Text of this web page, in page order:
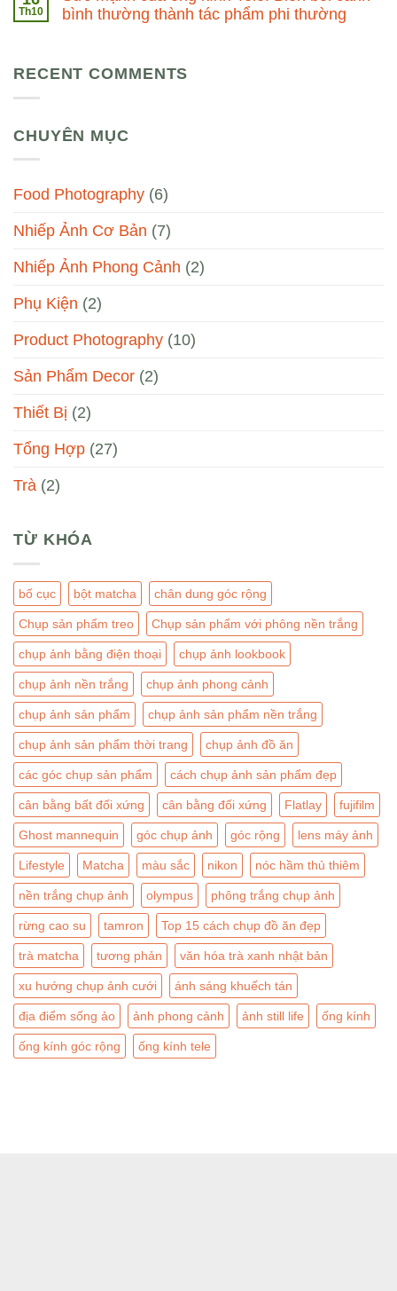
Th10
bình thường thành tác phẩm phi thường
RECENT COMMENTS
CHUYÊN MỤC
Food Photography (6)
Nhiếp Ảnh Cơ Bản (7)
Nhiếp Ảnh Phong Cảnh (2)
Phụ Kiện (2)
Product Photography (10)
Sản Phẩm Decor (2)
Thiết Bị (2)
Tổng Hợp (27)
Trà (2)
TỪ KHÓA
bố cục bột matcha chân dung góc rộng
Chụp sản phẩm treo Chụp sản phẩm với phông nền trắng
chụp ảnh bằng điện thoại chụp ảnh lookbook
chụp ảnh nền trắng chụp ảnh phong cảnh
chụp ảnh sản phẩm chụp ảnh sản phẩm nền trắng
chụp ảnh sản phẩm thời trang chụp ảnh đồ ăn
các góc chụp sản phẩm cách chụp ảnh sản phẩm đẹp
cân bằng bất đối xứng cân bằng đối xứng Flatlay fujifilm
Ghost mannequin góc chụp ảnh góc rộng lens máy ảnh
Lifestyle Matcha màu sắc nikon nóc hầm thủ thiêm
nền trắng chụp ảnh olympus phông trắng chụp ảnh
rừng cao su tamron Top 15 cách chụp đồ ăn đẹp
trà matcha tương phản văn hóa trà xanh nhật bản
xu hướng chụp ảnh cưới ánh sáng khuếch tán
địa điểm sống ảo ảnh phong cảnh ảnh still life ống kính
ống kính góc rộng ống kính tele